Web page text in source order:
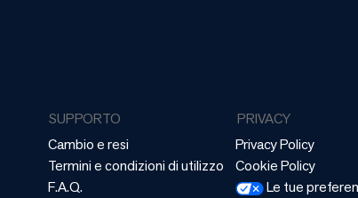
SUPPORTO
Cambio e resi
Termini e condizioni di utilizzo
F.A.Q.
PRIVACY
Privacy Policy
Cookie Policy
Le tue